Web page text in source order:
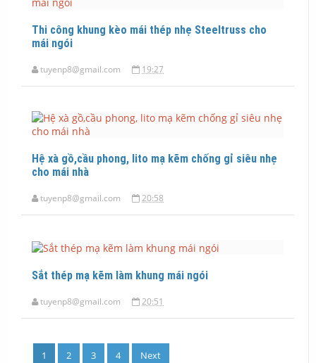
Thi công khung kèo mái thép nhẹ Steeltruss cho
mái ngói
tuyenp8@gmail.com 19:27
Hệ xà gồ,cầu phong, lito mạ kẽm chống gỉ siêu nhẹ
cho mái nhà
tuyenp8@gmail.com 20:58
Sắt thép mạ kẽm làm khung mái ngói
tuyenp8@gmail.com 20:51
1 2 3 4 Next